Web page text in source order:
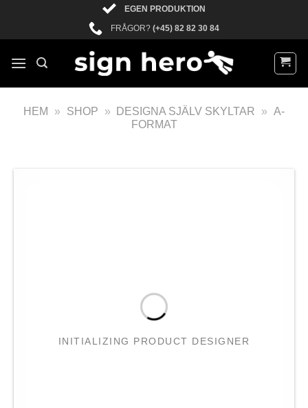
EGEN PRODUKTION
FRÅGOR? (+45) 82 82 30 84
HEM » SHOP » DESIGNA SJÄLV SKYLTAR » A-
FORMAT
INITIALIZING PRODUCT DESIGNER